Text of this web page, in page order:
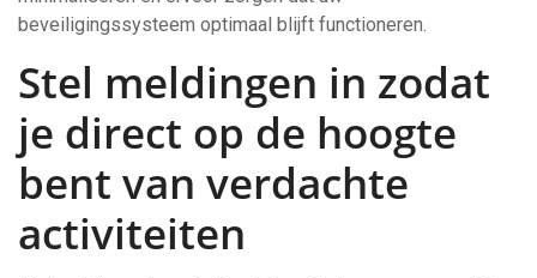
beveiligingssysteem optimaal blijft functioneren.
Stel meldingen in zodat
je direct op de hoogte
bent van verdachte
activiteiten